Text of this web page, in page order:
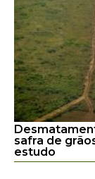
safra de
estudo